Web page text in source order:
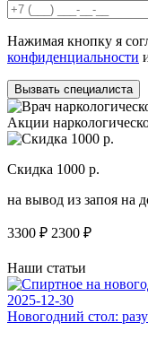
Нажимая кнопку я
конфиденциальности
Вызвать специалиста
Акции
Скидка 1000 р.
на вывод из запоя на
3300 ₽ 2300 ₽
Наши статьи
2025-12-30
Новогодний стол: